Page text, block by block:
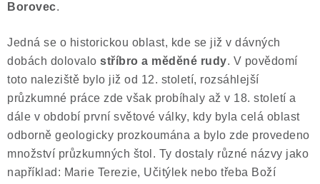
Borovec.
Jedná se o historickou oblast, kde se již v dávných
dobách dolovalo stříbro a měděné rudy. V povědomí
toto naleziště bylo již od 12. století, rozsáhlejší
průzkumné práce zde však probíhaly až v 18. století a
dále v období první světové války, kdy byla celá oblast
odborně geologicky prozkoumána a bylo zde provedeno
množství průzkumných štol. Ty dostaly různé názvy jako
například: Marie Terezie, Učitýlek nebo třeba Boží